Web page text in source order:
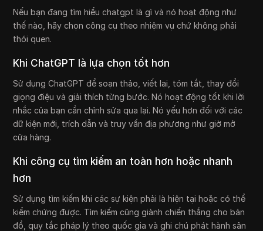
Nếu bạn đang tìm hiểu chatgpt là gì và nó hoạt động như
thế nào, hãy chọn công cụ theo nhiệm vụ chứ không phải
thói quen.
Khi ChatGPT là lựa chọn tốt hơn
Sử dụng ChatGPT để soạn thảo, viết lại, tóm tắt, thay đổi
giọng điệu và giải thích từng bước. Nó hoạt động tốt khi lời
nhắc của bạn cần chỉnh sửa qua lại. Nó yếu hơn đối với các
dữ kiện mới, trích dẫn và truy vấn địa phương như giờ mở
cửa hàng.
Khi công cụ tìm kiếm an toàn hơn hoặc nhanh
hơn
Sử dụng tìm kiếm khi các sự kiện phải là hiện tại hoặc có thể
kiểm chứng được. Tìm kiếm cũng giành chiến thắng cho bản
đồ, quy tắc pháp lý theo quốc gia và ghi chú phát hành sản